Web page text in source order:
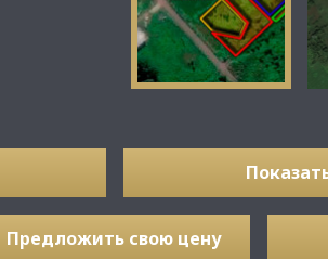
Предложить свою цену